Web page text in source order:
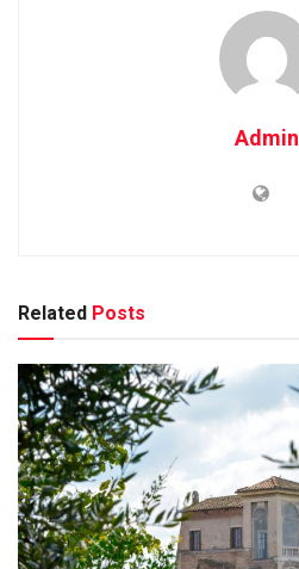
Admin
Related Posts